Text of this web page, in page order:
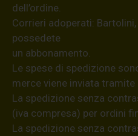
dell’ordine.
Corrieri adoperati:
possedete
un abbonamento.
Le spese di spedizione
merce viene inviata tramite
La spedizione senza
(iva compresa) per ordini
La spedizione senza